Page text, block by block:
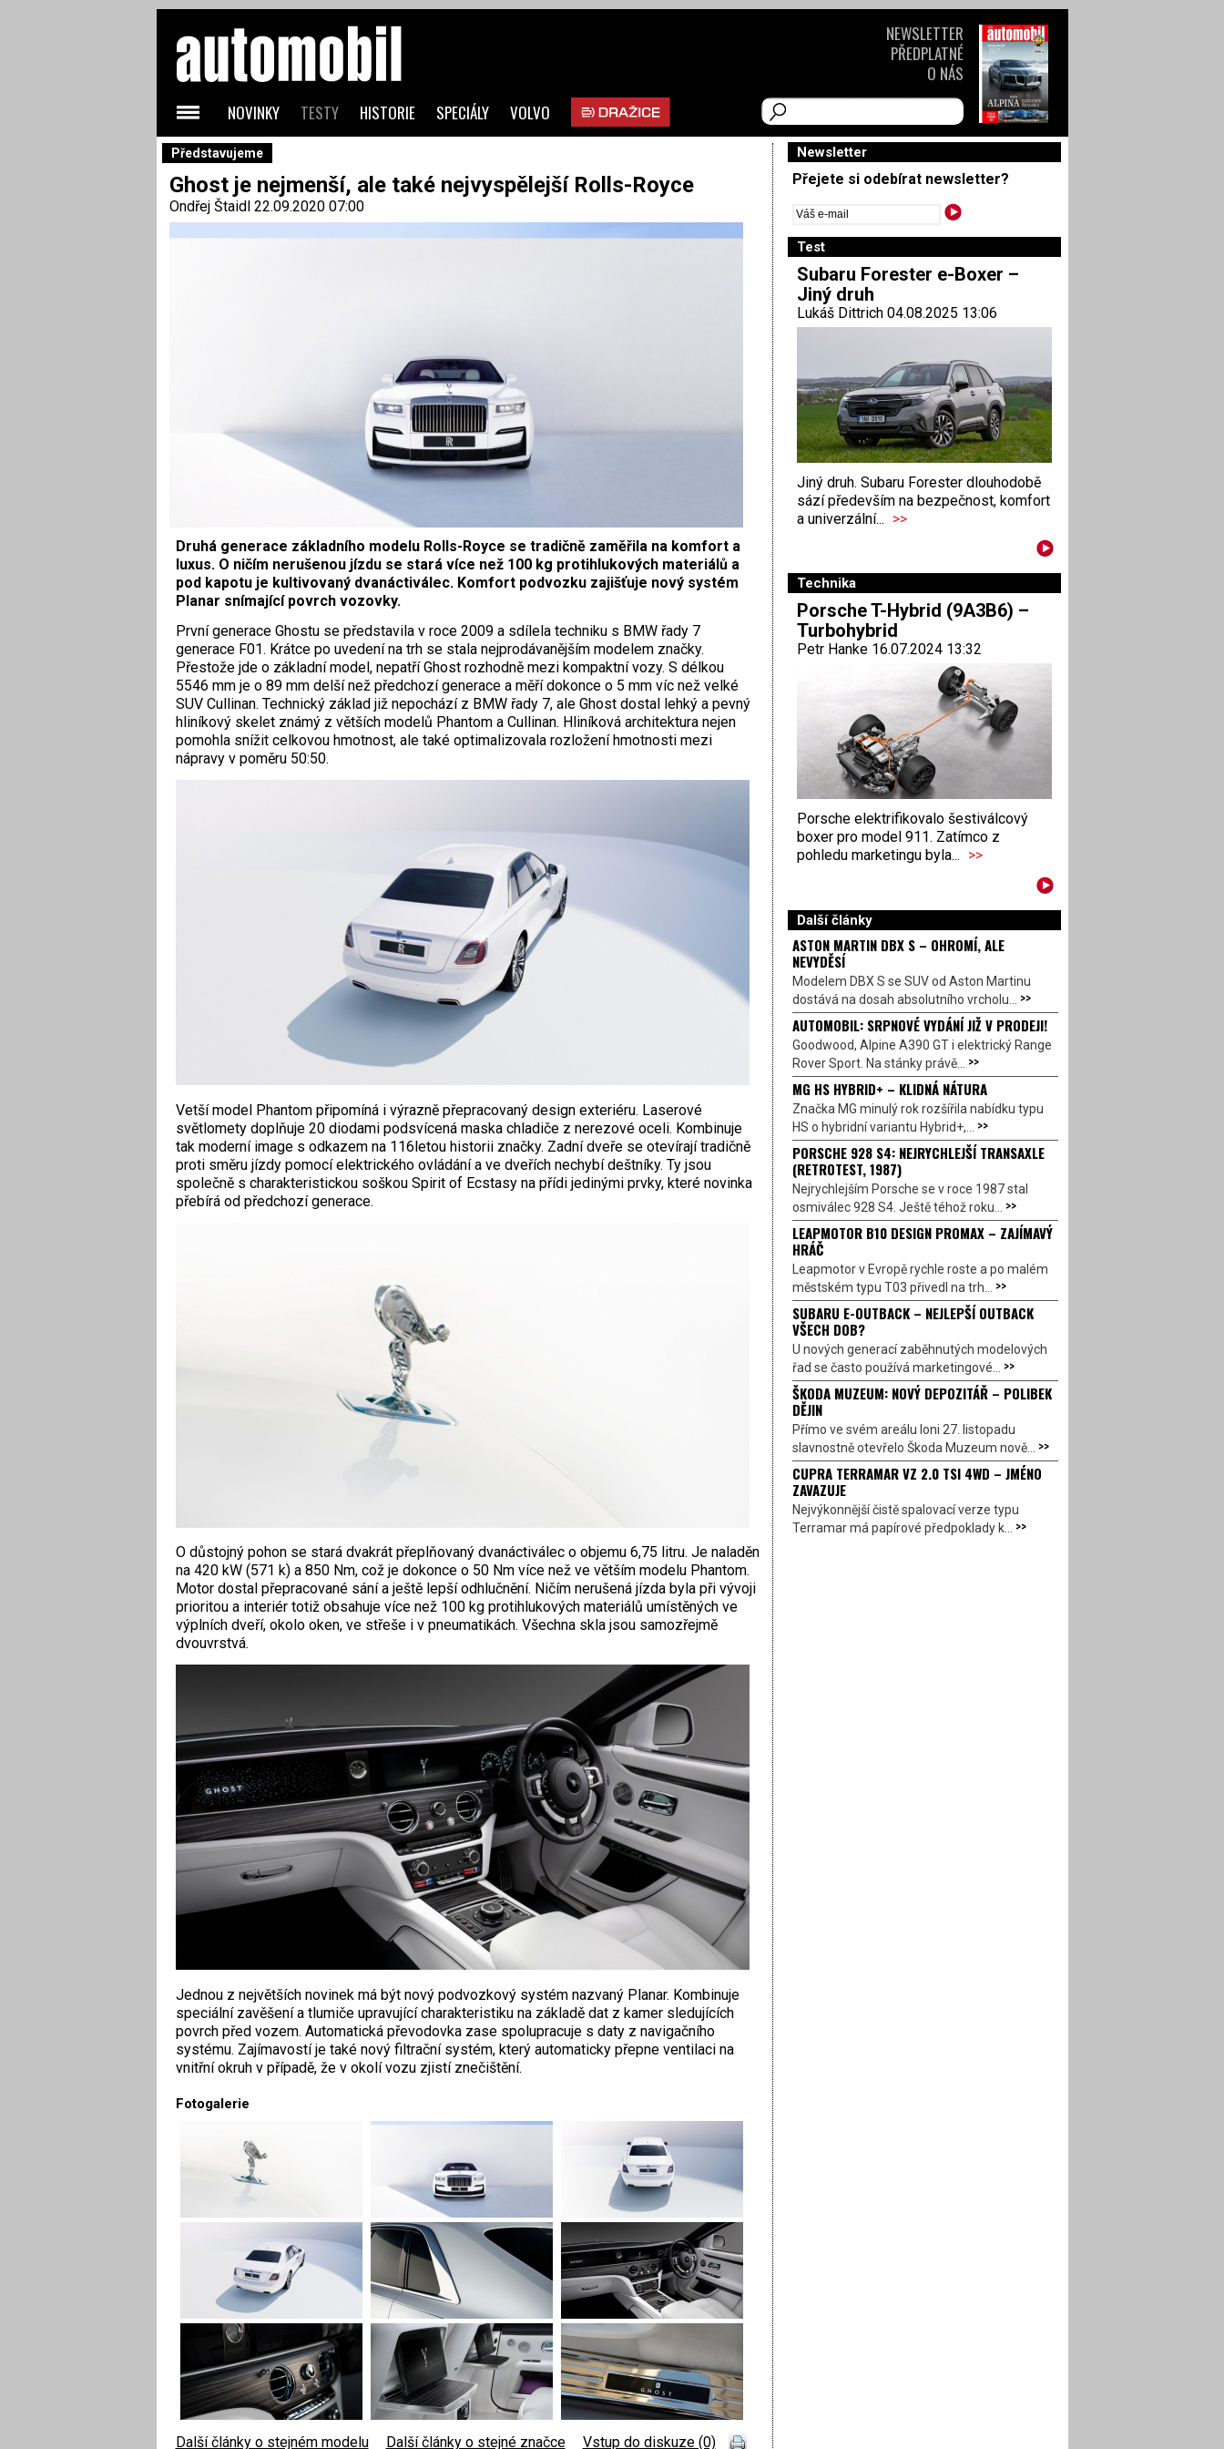
Představujeme
Ghost je nejmenší, ale také nejvyspělejší Rolls-Royce
Ondřej Štaidl22.09.2020 07:00
Druhá generace základního modelu Rolls-Royce se tradičně zaměřila na komfort a
luxus. O ničím nerušenou jízdu se stará více než 100 kg protihlukových materiálů a
pod kapotu je kultivovaný dvanáctiválec. Komfort podvozku zajišťuje nový systém
Planar snímající povrch vozovky.
První generace Ghostu se představila v roce 2009 a sdílela techniku s BMW řady 7
generace F01. Krátce po uvedení na trh se stala nejprodávanějším modelem značky.
Přestože jde o základní model, nepatří Ghost rozhodně mezi kompaktní vozy. S délkou
5546 mm je o 89 mm delší než předchozí generace a měří dokonce o 5 mm víc než velké
SUV Cullinan. Technický základ již nepochází z BMW řady 7, ale Ghost dostal lehký a pevný
hliníkový skelet známý z větších modelů Phantom a Cullinan. Hliníková architektura nejen
pomohla snížit celkovou hmotnost, ale také optimalizovala rozložení hmotnosti mezi
nápravy v poměru 50:50.
Vetší model Phantom připomíná i výrazně přepracovaný design exteriéru. Laserové
světlomety doplňuje 20 diodami podsvícená maska chladiče z nerezové oceli. Kombinuje
tak moderní image s odkazem na 116letou historii značky. Zadní dveře se otevírají tradičně
proti směru jízdy pomocí elektrického ovládání a ve dveřích nechybí deštníky. Ty jsou
společně s charakteristickou soškou Spirit of Ecstasy na přídi jedinými prvky, které novinka
přebírá od předchozí generace.
O důstojný pohon se stará dvakrát přeplňovaný dvanáctiválec o objemu 6,75 litru. Je naladěn
na 420 kW (571 k) a 850 Nm, což je dokonce o 50 Nm více než ve větším modelu Phantom.
Motor dostal přepracované sání a ještě lepší odhlučnění. Ničím nerušená jízda byla při vývoji
prioritou a interiér totiž obsahuje více než 100 kg protihlukových materiálů umístěných ve
výplních dveří, okolo oken, ve střeše i v pneumatikách. Všechna skla jsou samozřejmě
dvouvrstvá.
Jednou z největších novinek má být nový podvozkový systém nazvaný Planar. Kombinuje
speciální zavěšení a tlumiče upravující charakteristiku na základě dat z kamer sledujících
povrch před vozem. Automatická převodovka zase spolupracuje s daty z navigačního
systému. Zajímavostí je také nový filtrační systém, který automaticky přepne ventilaci na
vnitřní okruh v případě, že v okolí vozu zjistí znečištění.
Fotogalerie
Další články o stejném modelu Další články o stejné značce Vstup do diskuze (0)
Newsletter
Přejete si odebírat newsletter?
Test
Subaru Forester e-Boxer –
Jiný druh
Lukáš Dittrich 04.08.2025 13:06
Jiný druh. Subaru Forester dlouhodobě
sází především na bezpečnost, komfort
a univerzální... >>
Technika
Porsche T-Hybrid (9A3B6) –
Turbohybrid
Petr Hanke 16.07.2024 13:32
Porsche elektrifikovalo šestiválcový
boxer pro model 911. Zatímco z
pohledu marketingu byla... >>
Další články
ASTON MARTIN DBX S – OHROMÍ, ALE
NEVYDĚSÍ
Modelem DBX S se SUV od Aston Martinu
dostává na dosah absolutního vrcholu... >>
AUTOMOBIL: SRPNOVÉ VYDÁNÍ JIŽ V PRODEJI!
Goodwood, Alpine A390 GT i elektrický Range
Rover Sport. Na stánky právě... >>
MG HS HYBRID+ – KLIDNÁ NÁTURA
Značka MG minulý rok rozšířila nabídku typu
HS o hybridní variantu Hybrid+,... >>
PORSCHE 928 S4: NEJRYCHLEJŠÍ TRANSAXLE
(RETROTEST, 1987)
Nejrychlejším Porsche se v roce 1987 stal
osmiválec 928 S4. Ještě téhož roku... >>
LEAPMOTOR B10 DESIGN PROMAX – ZAJÍMAVÝ
HRÁČ
Leapmotor v Evropě rychle roste a po malém
městském typu T03 přivedl na trh... >>
SUBARU E-OUTBACK – NEJLEPŠÍ OUTBACK
VŠECH DOB?
U nových generací zaběhnutých modelových
řad se často používá marketingové... >>
ŠKODA MUZEUM: NOVÝ DEPOZITÁŘ – POLIBEK
DĚJIN
Přímo ve svém areálu loni 27. listopadu
slavnostně otevřelo Škoda Muzeum nově... >>
CUPRA TERRAMAR VZ 2.0 TSI 4WD – JMÉNO
ZAVAZUJE
Nejvýkonnější čistě spalovací verze typu
Terramar má papírové předpoklady k... >>
NOVINKY TESTY HISTORIE SPECIÁLY VOLVO
NEWSLETTER
PŘEDPLATNÉ
O NÁS